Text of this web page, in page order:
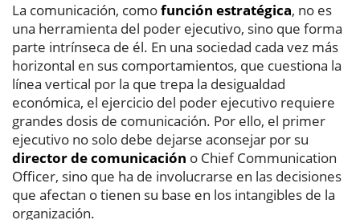
La comunicación, comofunción estratégica, no es
una herramienta del poder ejecutivo, sino que forma
parte intrínseca de él. En una sociedad cada vez más
horizontal en sus comportamientos, que cuestiona la
línea vertical por la que trepa la desigualdad
económica, el ejercicio del poder ejecutivo requiere
grandes dosis de comunicación. Por ello, el primer
ejecutivo no solo debe dejarse aconsejar por su
director de comunicación o Chief Communication
Officer, sino que ha de involucrarse en las decisiones
que afectan o tienen su base en los intangibles de la
organización.